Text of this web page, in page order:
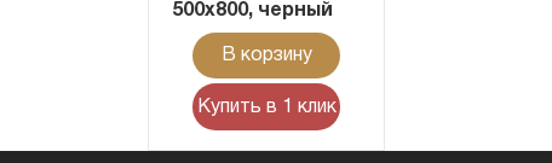
500x800, черный
В корзину
Купить в 1 клик